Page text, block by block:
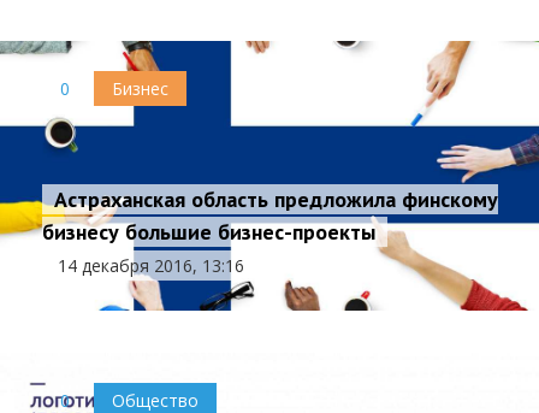
0 Бизнес
Астраханская область предложила финскому
бизнесу большие бизнес-проекты
14 декабря 2016, 13:16
0 Общество